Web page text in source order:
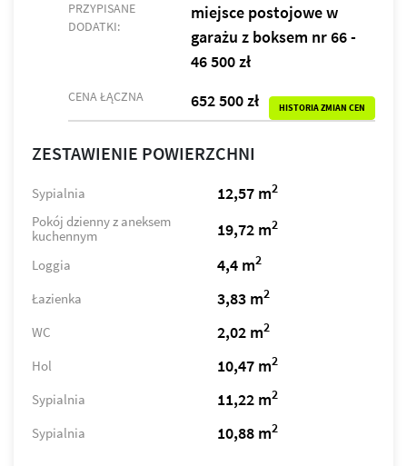
PRZYPISANE
DODATKI:
miejsce postojowe w
garażu z boksem nr 66 -
46 500 zł
CENA ŁĄCZNA 652 500 zł HISTORIA ZMIAN CEN
ZESTAWIENIE POWIERZCHNI
Sypialnia 12,57 m2
Pokój dzienny z aneksem
kuchennym
19,72 m2
Loggia 4,4 m2
Łazienka 3,83 m2
WC 2,02 m2
Hol 10,47 m2
Sypialnia 11,22 m2
Sypialnia 10,88 m2